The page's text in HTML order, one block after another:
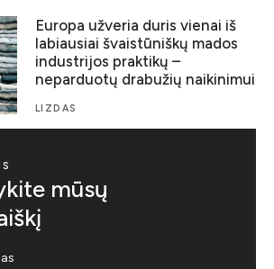
Europa užveria duris vienai iš
labiausiai švaistūniškų mados
industrijos praktikų –
neparduotų drabužių naikinimui
LIZDAS
mūsų